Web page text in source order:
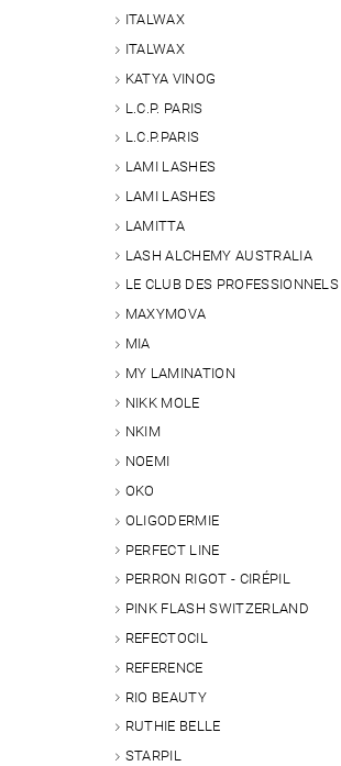
ITALWAX
ITALWAX
KATYA VINOG
L.C.P. PARIS
L.C.P.PARIS
LAMI LASHES
LAMI LASHES
LAMITTA
LASH ALCHEMY AUSTRALIA
LE CLUB DES PROFESSIONNELS
MAXYMOVA
MIA
MY LAMINATION
NIKK MOLE
NKIM
NOEMI
OKO
OLIGODERMIE
PERFECT LINE
PERRON RIGOT - CIRÉPIL
PINK FLASH SWITZERLAND
REFECTOCIL
REFERENCE
RIO BEAUTY
RUTHIE BELLE
STARPIL